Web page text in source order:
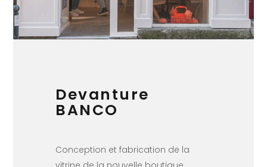
Devanture
BANCO
Conception et fabrication de la